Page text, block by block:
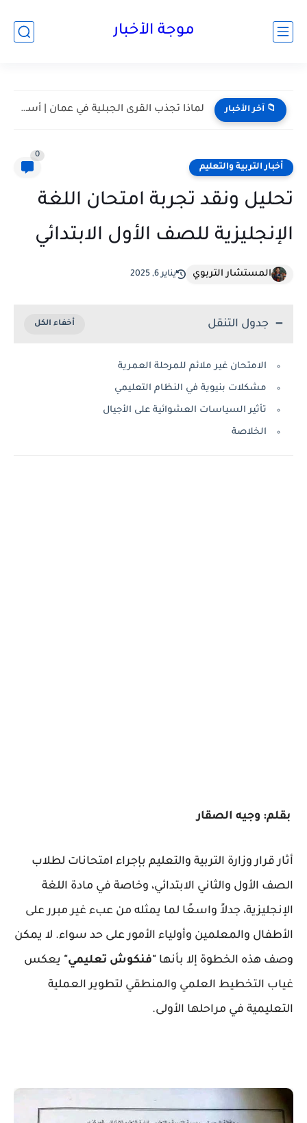
موجة الأخبار
📁 آخر الأخبار مسقط واحدة من أكثر المدن هدوءا في الخليج | أعرف...
أخبار التربية والتعليم
0
تحليل ونقد تجربة امتحان اللغة
الإنجليزية للصف الأول الابتدائي
المستشار التربوي يناير 6, 2025
جدول التنقل
الامتحان غير ملائم للمرحلة العمرية
مشكلات بنيوية في النظام التعليمي
تأثير السياسات العشوائية على الأجيال
الخلاصة
بقلم: وجيه الصقار
أثار قرار وزارة التربية والتعليم بإجراء امتحانات لطلاب
الصف الأول والثاني الابتدائي، وخاصة في مادة اللغة
الإنجليزية، جدلاً واسعًا لما يمثله من عبء غير مبرر على
الأطفال والمعلمين وأولياء الأمور على حد سواء. لا يمكن
وصف هذه الخطوة إلا بأنها "فنكوش تعليمي" يعكس
غياب التخطيط العلمي والمنطقي لتطوير العملية
التعليمية في مراحلها الأولى.